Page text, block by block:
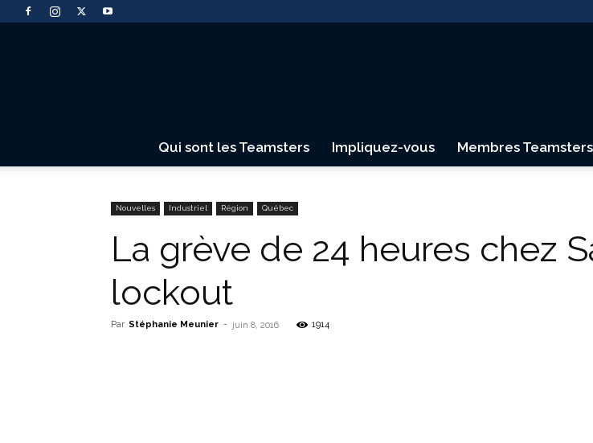
Qui sont les Teamsters Impliquez-vous Membres Teamsters
Nouvelles Industriel Région Québec
La grève de 24 heures chez
lockout
Par Stéphanie Meunier - juin 8, 2016 1914